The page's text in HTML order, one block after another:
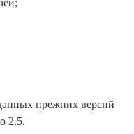
прежних версий
2.5.